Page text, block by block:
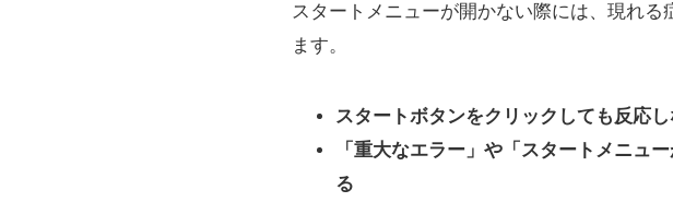
スタートメニューが開かない際には、現れ
ます。
スタートボタンをクリックしても反応
「重大なエラー」や「スタートメニュ
る